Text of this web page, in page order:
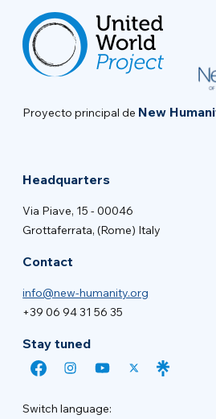
Proyecto principal de New
Headquarters
Via Piave, 15 - 00046
Grottaferrata, (Rome) Italy
Contact
info@new-humanity.org
+39 06 94 31 56 35
Stay tuned
Switch language: